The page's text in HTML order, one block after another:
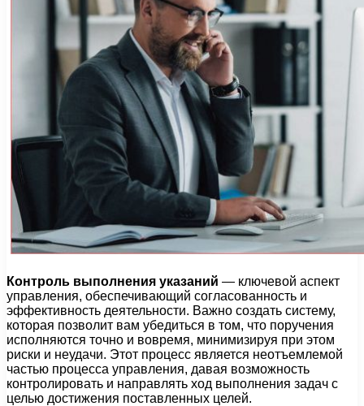
Контроль выполнения указаний — ключевой аспект
управления, обеспечивающий согласованность и
эффективность деятельности. Важно создать систему,
которая позволит вам убедиться в том, что поручения
исполняются точно и вовремя, минимизируя при этом
риски и неудачи. Этот процесс является неотъемлемой
частью процесса управления, давая возможность
контролировать и направлять ход выполнения задач с
целью достижения поставленных целей.